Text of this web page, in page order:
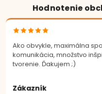
Hodnotenie
Ako obvykle, maximálna
komunikácia, množstvo
tvorenie. Ďakujem ;)
Zákazník